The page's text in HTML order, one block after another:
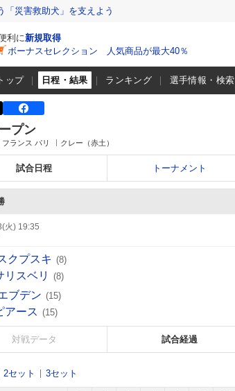
「災害救助犬」を支えよう
利に新規取得
ボーナスセレクション 人気商品が最大40％
ップ 日程・結果 ランキング 選手情報・検索
プン
フランス パリ クレー（赤土）
試合日程 トーナメント
火) 19:35
クプスキ (8)
リスベリ (8)
ブデン (15)
アース (15)
対戦データ 試合経過
2セット 3セット